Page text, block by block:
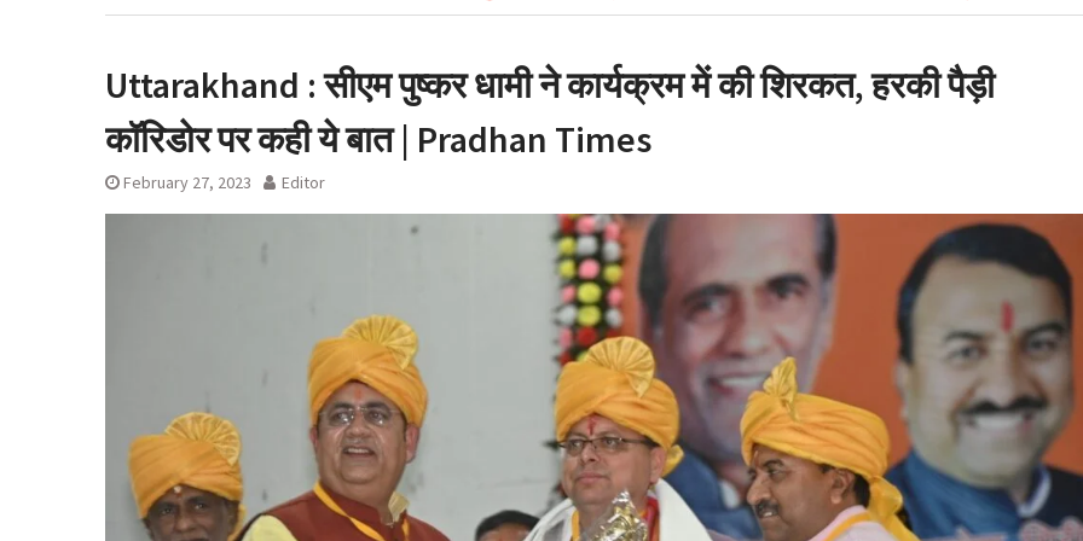
देहरादून शराब आवंटन घोटाला: हाईकोर्ट के कड़े
लाइसेंस रद्द
Uttarakhand : सीएम पुष्कर धामी ने कार्यक्रम में की शिरकत, हरकी पैड़ी
कॉरिडोर पर कही ये बात | Pradhan Times
February 27, 2023 Editor